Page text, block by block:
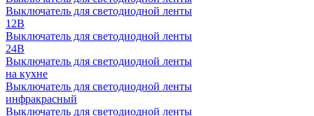
Выключатель для светодиодной ленты
12В
Выключатель для светодиодной ленты
24В
Выключатель для светодиодной ленты
на кухне
Выключатель для светодиодной ленты
инфракрасный
Выключатель для светодиодной ленты